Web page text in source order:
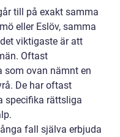
till på exakt samma
eller Eslöv, samma
viktigaste är att
Oftast
som ovan nämnt en
De har oftast
specifika rättsliga
fall själva erbjuda